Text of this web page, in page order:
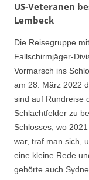
US-Veteranen
Lembeck
Die Reisegruppe
Fallschirmjäger-
Vormarsch ins
am 28. März 2022
sind auf Rundreise
Schlachtfelder zu
Schlosses, wo
war, traf man sich,
eine kleine Rede
gehörte auch